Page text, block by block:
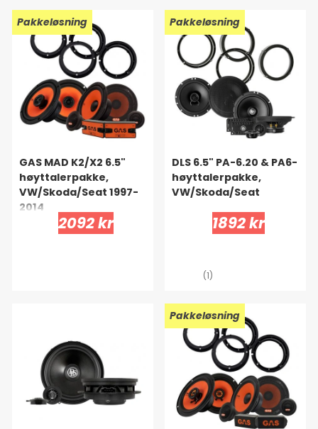
Pakkeløsning
GAS MAD K2/X2 6.5"
høyttalerpakke,
VW/Skoda/Seat 1997-
2014
2092 kr
Pakkeløsning
DLS 6.5" PA-6.20 & PA6-
høyttalerpakke,
VW/Skoda/Seat
1892 kr
(1)
Pakkeløsning